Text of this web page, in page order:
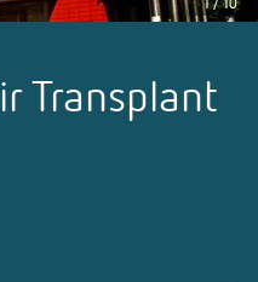
1/10
Transplant